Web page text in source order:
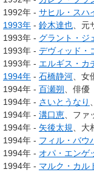
1992年 - サヒル・スハ
1993年 - 鈴木達也 、
1993年 - グラント・ジ
1993年 - デヴィッド・
1993年 - エルギス・カ
1994年 - 石橋静河 、女
1994年 - 百瀬朔 、俳優
1994年 - さいとうなり
1994年 - 溝口恵 、フ
1994年 - 矢後太規
、
1994年 - フィル・バウ
1994年 - オパ・エンゲ
1994年 - マルク・カル